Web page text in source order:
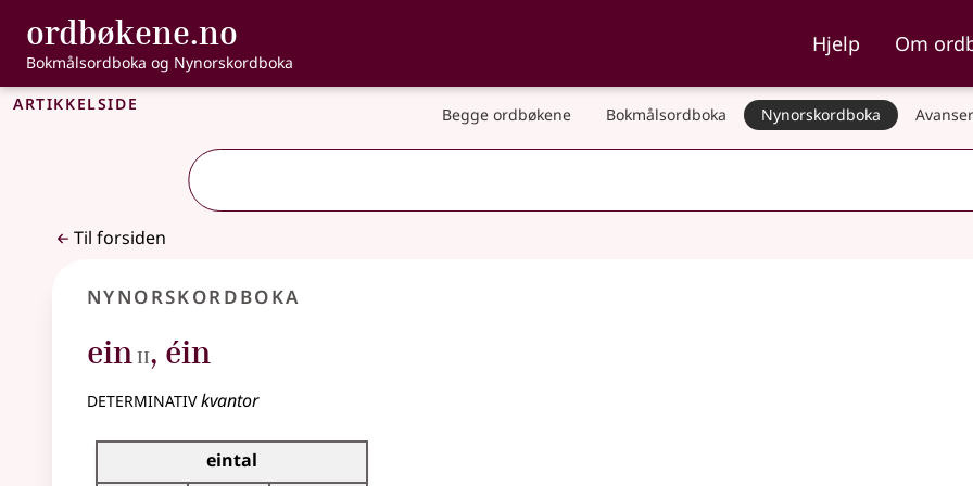
Gå til hovedinnhold
Tilgjengelighet
ordbøkene.no , Bokmålsordboka og Nynorskordboka
Bokmålsordboka og Nynorskordboka
Hjelp Om
Artikkelside Begge ordbøkene Bokmålsordboka Nynorskordboka
Til forsiden
Nynorskordboka
ein II, éin
determinativkvantor
Bøyningstabell for dette determinativet
eintal